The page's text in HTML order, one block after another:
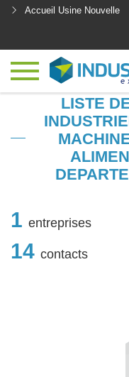
Accueil Usine Nouvelle
LISTE
1 entreprises
14 contacts